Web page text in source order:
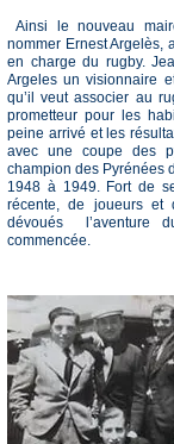
Ainsi le nouveau
nommer Ernest Argelès,
en charge du rugby.
Argeles un visionnaire
qu’il veut associer au
prometteur pour les
peine arrivé et les
avec une coupe des
champion des Pyrénées
1948 à 1949. Fort de
récente, de joueurs et
dévoués l’aventure
commencée.